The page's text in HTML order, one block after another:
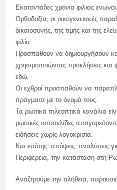
Εκατοντάδες χρόνια φιλίας
Ορθοδοξία, οι οικογενειακές
δικαιοσύνης, της τιμής και της
φιλία.
Προσπαθούν να δημιουργήσουν
χρησιμοποιώντας προκλήσεις και
εδώ.
Οι εχθροί προσπαθούν να
πράγματα με το όνομά τους.
Τα ρωσικά τηλεοπτικά κανάλια
ρωσικές ιστοσελίδες
ειδήσεις χωρίς λογοκρισία.
Και επίσης: απόψεις, αναλύσεις
Περιφέρεια, την κατάσταση στη
Αναζητούμε την αλήθεια,